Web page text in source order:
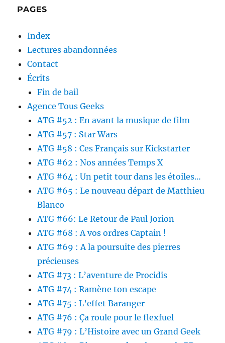
PAGES
Index
Lectures abandonnées
Contact
Écrits
Fin de bail
Agence Tous Geeks
ATG #52 : En avant la musique de film
ATG #57 : Star Wars
ATG #58 : Ces Français sur Kickstarter
ATG #62 : Nos années Temps X
ATG #64 : Un petit tour dans les étoiles…
ATG #65 : Le nouveau départ de Matthieu
Blanco
ATG #66: Le Retour de Paul Jorion
ATG #68 : A vos ordres Captain !
ATG #69 : A la poursuite des pierres
précieuses
ATG #73 : L’aventure de Procidis
ATG #74 : Ramène ton escape
ATG #75 : L’effet Baranger
ATG #76 : Ça roule pour le flexfuel
ATG #79 : L’Histoire avec un Grand Geek